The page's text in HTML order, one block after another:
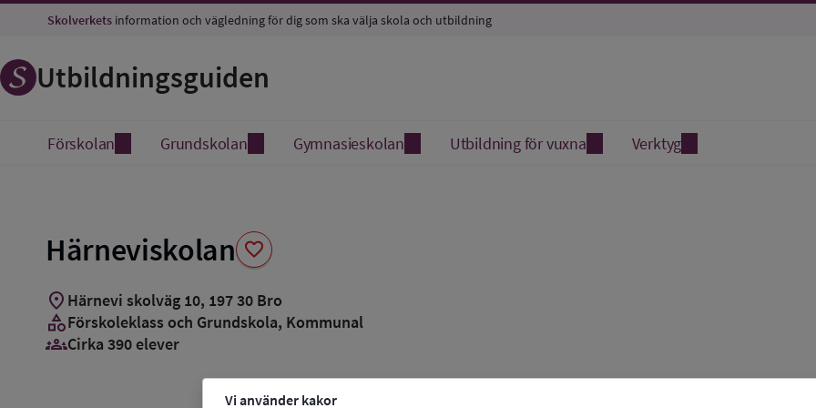
Vi använder kakor
Skolverkets information och vägledning för dig som ska välja skola och utbildning
Utbildningsguiden
Förskolan Grundskolan Gymnasieskolan Utbildning för vuxna Verktyg
Härneviskolan favorite
Spara
location_on Härnevi skolväg 10, 197 30 Bro
categoryFörskoleklass och Grundskola, Kommunal
groups_3Cirka 390 elever